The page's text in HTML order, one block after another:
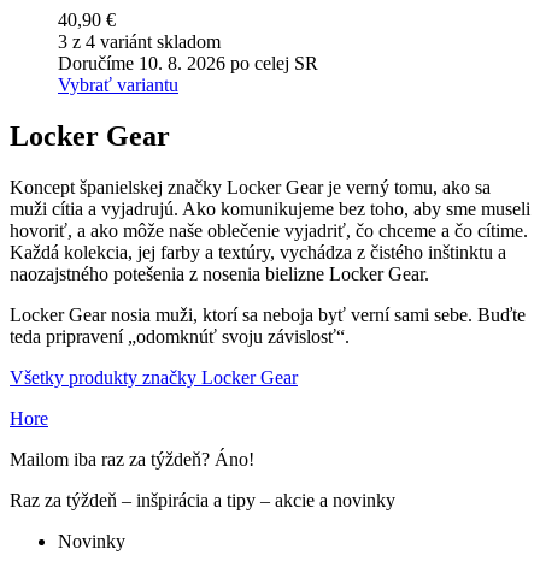
40,90 €
3 z 4 variánt skladom
Doručíme 10. 8. 2026 po celej SR
Vybrať variantu
Locker Gear
Koncept španielskej značky Locker Gear je verný tomu, ako sa
muži cítia a vyjadrujú. Ako komunikujeme bez toho, aby sme museli
hovoriť, a ako môže naše oblečenie vyjadriť, čo chceme a čo cítime.
Každá kolekcia, jej farby a textúry, vychádza z čistého inštinktu a
naozajstného potešenia z nosenia bielizne Locker Gear.
Locker Gear nosia muži, ktorí sa neboja byť verní sami sebe. Buďte
teda pripravení „odomknúť svoju závislosť“.
Všetky produkty značky Locker Gear
Hore
Mailom iba raz za týždeň? Áno!
Raz za týždeň – inšpirácia a tipy – akcie a novinky
Novinky